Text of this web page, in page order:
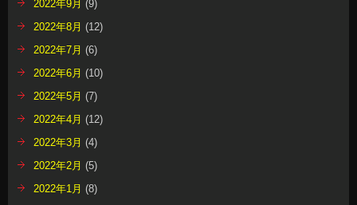
2022年9月 (9)
2022年8月 (12)
2022年7月 (6)
2022年6月 (10)
2022年5月 (7)
2022年4月 (12)
2022年3月 (4)
2022年2月 (5)
2022年1月 (8)